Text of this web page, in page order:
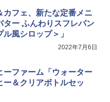
ードル 高たんぱく&低糖質 さ
えめ 78g×12個
ル カップヌードルPRO し
んぱく&低糖質 さらに塩分控
個
芝) スチームオーブンレン
ム ER-D80A(K) ブラック 25
フラットテーブル 電子レン
ンサー ノンフライ調理 簡単
型 新生活 一人暮らし 二人暮
カフェ、新たな定番メニ
ター ふんわりスフレパン
風シロップ＞」
2022年7月6日
ーファーム「ウォーター
ー＆クリアボトルセッ